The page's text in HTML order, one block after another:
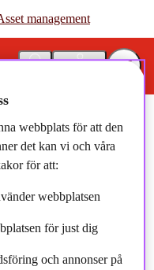
management
management
webbplats för att den
det kan vi och våra
för att:
webbplatsen
för just dig
och annonser på